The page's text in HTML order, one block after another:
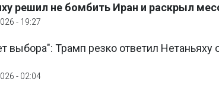
решил не бомбить Иран и раскрыл
- 19:27
выбора": Трамп резко ответил
- 02:04